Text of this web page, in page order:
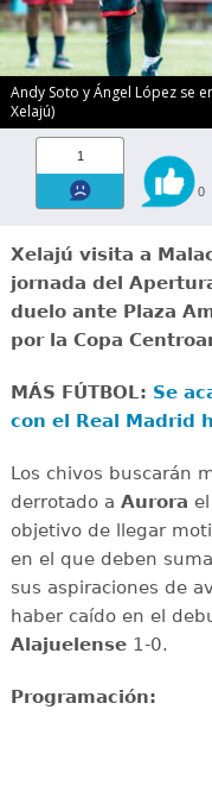
Andy Soto y Ángel López se
Xelajú)
1
0
Xelajú visita a
jornada del
duelo ante Plaza
por la Copa
MÁS FÚTBOL: Se
con el Real Madrid
Los chivos buscarán
derrotado a Aurora
objetivo de llegar
en el que deben
sus aspiraciones de
haber caído en el
Alajuelense1-0.
Programación: